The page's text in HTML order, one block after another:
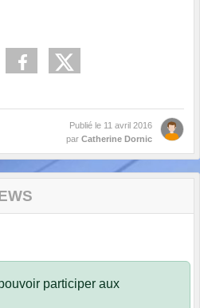
Publié le 11 avril 2016
par Catherine Dornic
participer aux